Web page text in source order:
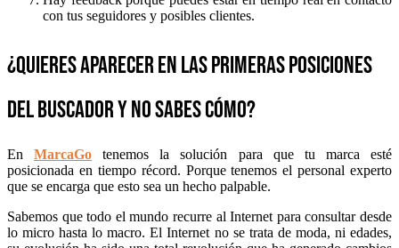
con tus seguidores y posibles clientes.
¿Quieres aparecer en las primeras posiciones
del buscador y no sabes cómo?
EnMarcaGo tenemos la solución para que tu marca esté
posicionada en tiempo récord. Porque tenemos el personal experto
que se encarga que esto sea un hecho palpable.
Sabemos que todo el mundo recurre al Internet para consultar desde
lo micro hasta lo macro. El Internet no se trata de moda, ni edades,